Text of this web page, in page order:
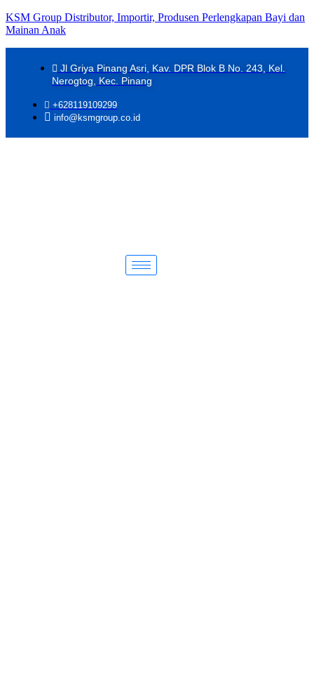
KSM Group Distributor, Importir, Produsen Perlengkapan Bayi dan
Mainan Anak
Jl Griya Pinang Asri, Kav. DPR Blok B No. 243, Kel.
Nerogtog, Kec. Pinang
+628119109299
info@ksmgroup.co.id